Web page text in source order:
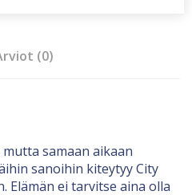
(0)
samaan aikaan
sanoihin kiteytyy City
Elämän ei tarvitse aina olla